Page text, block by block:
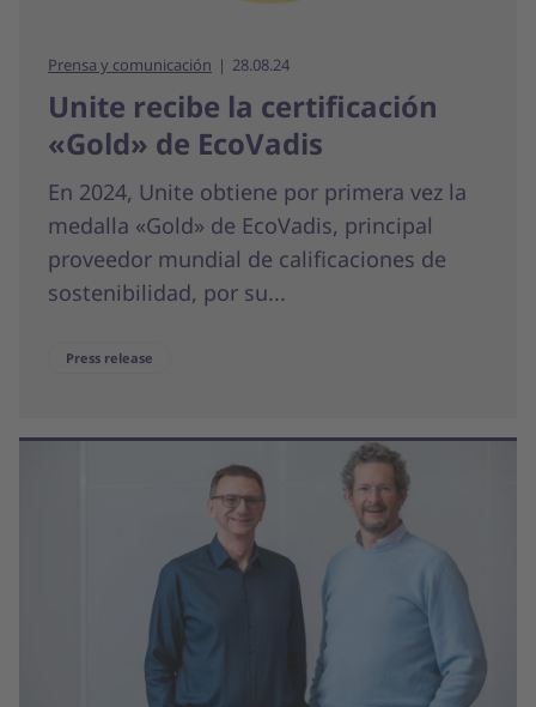
Prensa y comunicación 28.08.24
Unite recibe la certificación
«Gold» de EcoVadis
En 2024, Unite obtiene por primera vez la
medalla «Gold» de EcoVadis, principal
proveedor mundial de calificaciones de
sostenibilidad, por su...
Press release